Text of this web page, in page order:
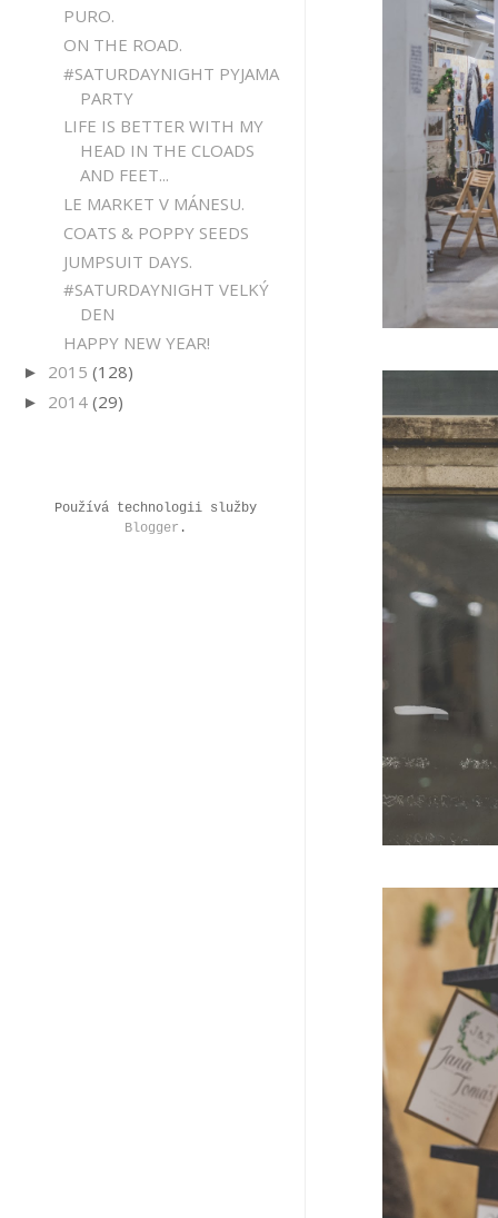
PURO.
ON THE ROAD.
#SATURDAYNIGHT PYJAMA
PARTY
LIFE IS BETTER WITH MY
HEAD IN THE CLOADS
AND FEET...
LE MARKET V MÁNESU.
COATS & POPPY SEEDS
JUMPSUIT DAYS.
#SATURDAYNIGHT VELKÝ
DEN
HAPPY NEW YEAR!
► 2015 (128)
► 2014 (29)
Používá technologii služby
Blogger .